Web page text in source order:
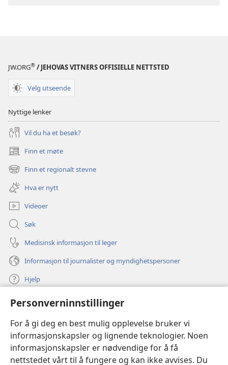
Personverninnstillinger
For å gi deg en best mulig opplevelse bruker vi
informasjonskapsler og lignende teknologier. Noen
informasjonskapsler er nødvendige for å få
nettstedet vårt til å fungere og kan ikke avvises. Du
JW.ORG® / JEHOVAS VITNERS OFFISIELLE NETTSTED
Velg utseende
Nyttige lenker
Vil du ha et besøk?
Finn et møte
(åpner
nytt
vindu)
Finn et regionalt stevne
(åpner
nytt
vindu)
Hva er nytt
Videoer
Søk
Medisinsk informasjon til leger
Informasjon til journalister og myndighetspersoner
Hjelp
Bidrag
(åpner
nytt
vindu)Watchtower ONLINE LIBRARY™
(åpner
nytt
vindu) JW Hub ®
(åpner